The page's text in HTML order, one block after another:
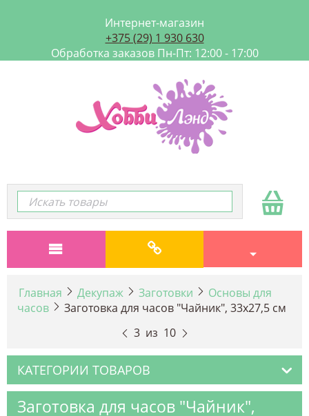
Интернет-магазин
+375 (29) 1 930 630
Обработка заказов Пн-Пт: 12:00 - 17:00
Главная Декупаж Заготовки
Основы для
часов
Заготовка для часов "Чайник", 33х27,5 см
3 из 10
КАТЕГОРИИ ТОВАРОВ
Заготовка для часов "Чайник",